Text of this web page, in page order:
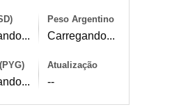
Peso Argentino
Carregando...
Atualização
--